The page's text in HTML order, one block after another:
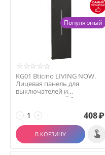
Популярный
KG01 Bticino LIVING NOW.
Лицевая панель для
выключателей и
переключателей 1
+
− 408₽
В КОРЗИНУ